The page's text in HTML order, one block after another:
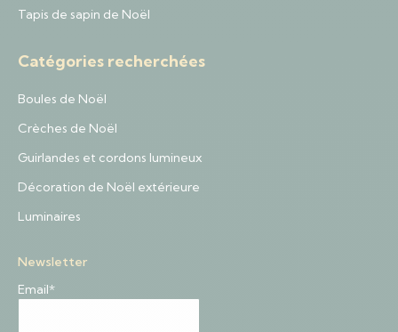
Tapis de sapin de Noël
Catégories recherchées
Boules de Noël
Crèches de Noël
Guirlandes et cordons lumineux
Décoration de Noël extérieure
Luminaires
Newsletter
Email*